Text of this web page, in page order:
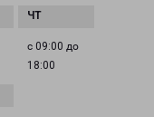
с 09:00 до
18:00